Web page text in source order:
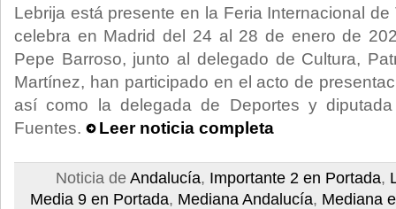
Lebrija está presente en la Feria Internacional
celebra en Madrid del 24 al 28 de enero de
Pepe Barroso, junto al delegado de Cultura,
Martínez, han participado en el acto de
así como la delegada de Deportes y diputada
Fuentes.
Leer noticia completa
Noticia de Andalucía, Importante 2 en Portada,
Media 9 en Portada, Mediana Andalucía, Mediana